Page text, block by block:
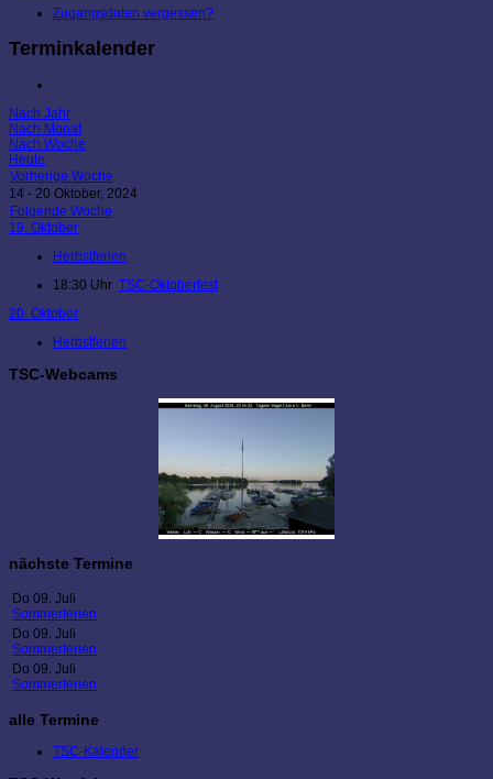
Zugangsdaten vergessen?
Terminkalender
Nach Jahr
Nach Monat
Nach Woche
Heute
Vorherige Woche
14 - 20 Oktober, 2024
Folgende Woche
19. Oktober
Herbstferien
18:30 Uhr TSC-Oktoberfest
20. Oktober
Herbstferien
TSC-Webcams
nächste Termine
Do 09. Juli
Sommerferien
Do 09. Juli
Sommerferien
Do 09. Juli
Sommerferien
alle Termine
TSC-Kalender